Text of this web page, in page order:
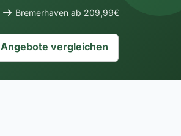
Bremerhaven ab 209,99€
Angebote vergleichen